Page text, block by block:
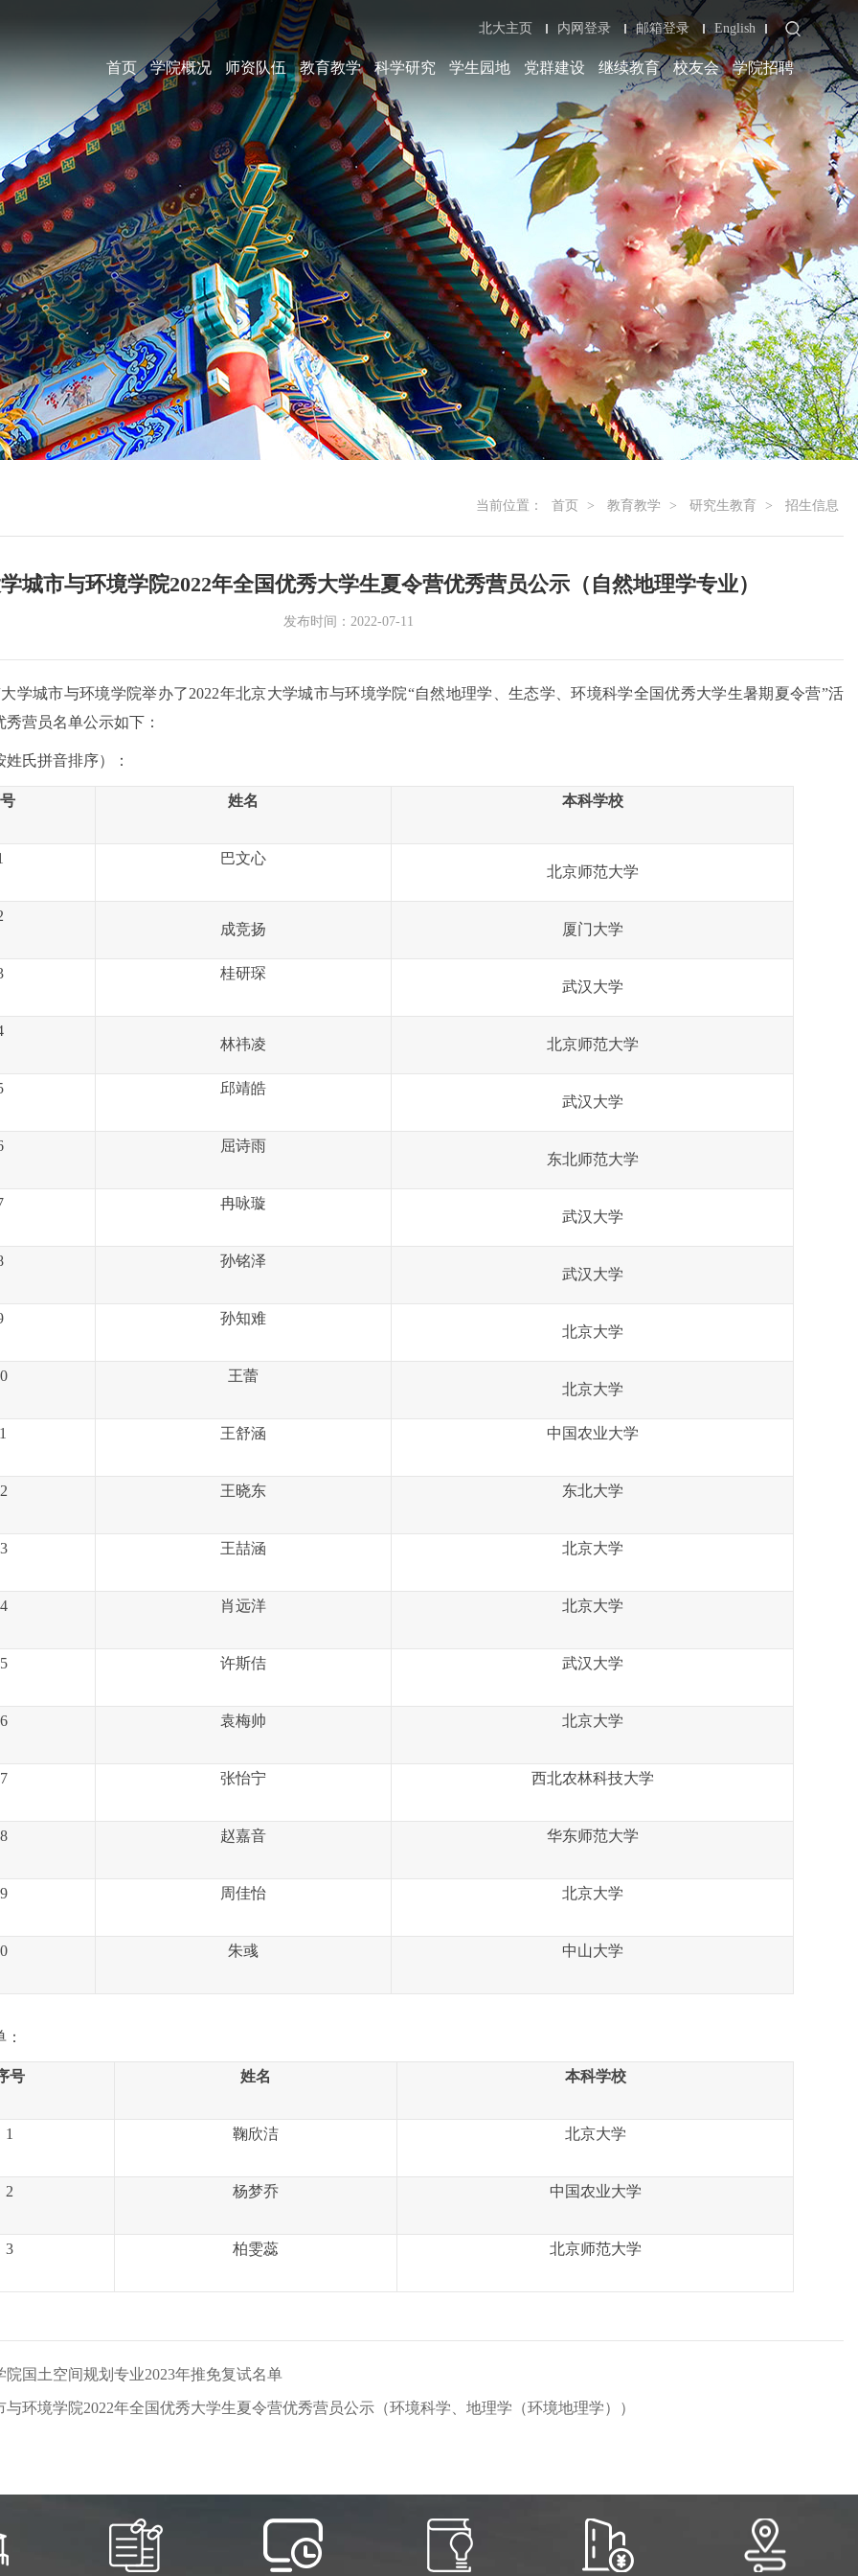
北大主页 内网登录 邮箱登录 English
首页 学院概况 师资队伍 教育教学 科学研究 学生园地 党群建设 继续教育 校友会 学院招聘
当前位置： 首页 > 教育教学 > 研究生教育 > 招生信息
城市与环境学院2022年全国优秀大学生夏令营优秀营员公示（自然地理学专业）
发布时间：2022-07-11
学城市与环境学院举办了2022年北京大学城市与环境学院“自然地理学、生态学、环境科学全国优秀大学生暑期夏令营”活
秀营员名单公示如下 ：
姓氏拼音排序） ：
姓名 本科学校
巴文心
北京师范大学
成竞扬
厦门大学
桂研琛
武汉大学
林祎凌
北京师范大学
邱靖皓
武汉大学
屈诗雨
东北师范大学
冉咏璇
武汉大学
孙铭泽
武汉大学
孙知难
北京大学
0
王蕾
北京大学
1 王舒涵 中国农业大学
2 王晓东 东北大学
王喆涵 北京大学
肖远洋 北京大学
许斯佶 武汉大学
6 袁梅帅 北京大学
7 张怡宁 西北农林科技大学
8 赵嘉音 华东师范大学
9 周佳怡 北京大学
朱彧 中山大学
：
号 姓名 本科学校
1 鞠欣洁 北京大学
2 杨梦乔 中国农业大学
3 柏雯蕊 北京师范大学
院国土空间规划专业2023年推免复试名单
环境学院2022年全国优秀大学生夏令营优秀营员公示（环境科学、地理学（环境地理学））